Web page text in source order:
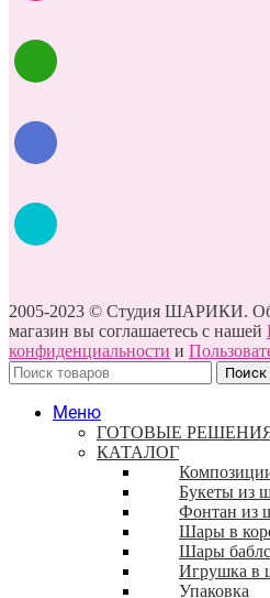
2005-2023 © Студия ШАРИКИ.
магазин вы соглашаетесь с нашей
конфиденциальности и
Поиск
Меню
ГОТОВЫЕ
КАТАЛОГ
Букеты из
Фонтан из
Шары в
Шары баблс
Игрушка в
Упаковка